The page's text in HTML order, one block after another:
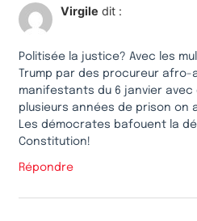
Virgile dit :
Politisée la justice? Avec les
Trump par des procureur afro-
manifestants du 6 janvier
plusieurs années de prison on
Les démocrates bafouent la
Constitution!
Répondre